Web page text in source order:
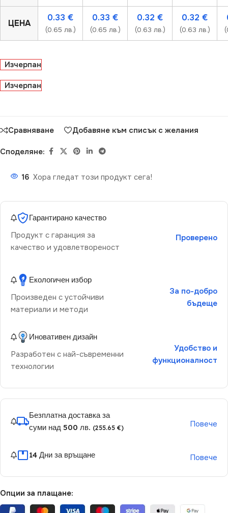
ЦЕНА
0.33 €
(0.65 лв.)
0.33 €
(0.65 лв.)
0.32 €
(0.63 лв.)
0.32 €
(0.63 лв.)
Изчерпан
Изчерпан
Сравняване Добавяне към списък с желания
Споделяне:
16 Хора гледат този продукт сега!
Гарантирано качество
Продукт с гаранция за
качество и удовлетвореност
Проверено
Екологичен избор
Произведен с устойчиви
материали и методи
За по-добро
бъдеще
Иновативен дизайн
Разработен с най-съвременни
технологии
Удобство и
функционалност
Безплатна доставка за
суми над 500 лв. (255.65 €) Повече
14 Дни за връщане Повече
Опции за плащане: